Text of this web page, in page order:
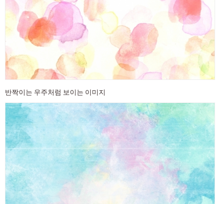
반짝이는 우주처럼 보이는 이미지